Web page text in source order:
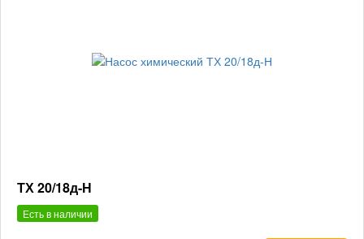
ТХ 20/18д-Н
Есть в наличии